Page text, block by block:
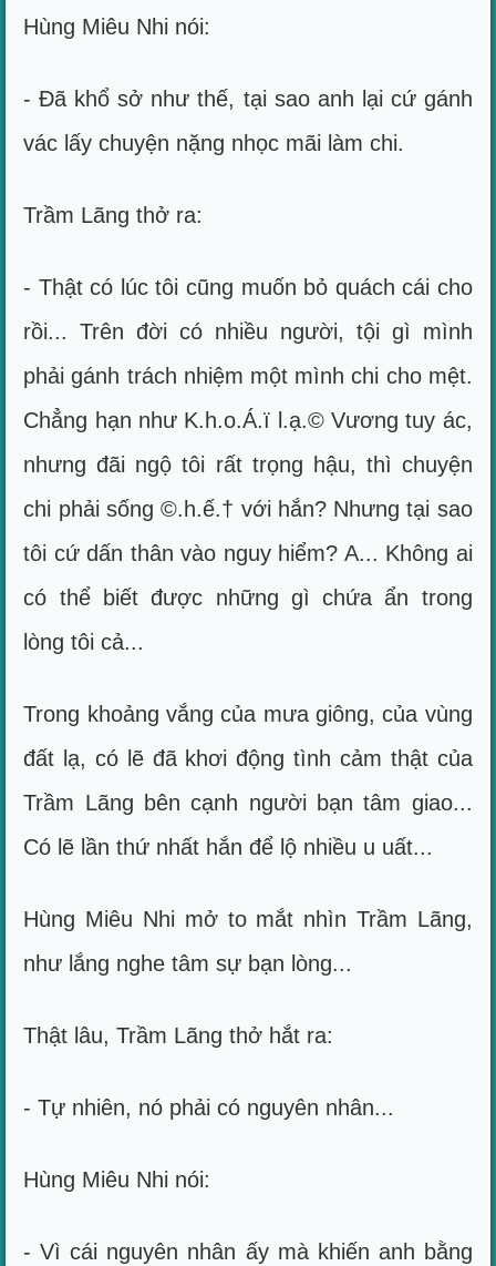
Hùng Miêu Nhi nói:
- Đã khổ sở như thế, tại sao anh lại cứ gánh
vác lấy chuyện nặng nhọc mãi làm chi.
Trầm Lãng thở ra:
- Thật có lúc tôi cũng muốn bỏ quách cái cho
rồi... Trên đời có nhiều người, tội gì mình
phải gánh trách nhiệm một mình chi cho mệt.
Chẳng hạn như K.h.o.Á.ï l.ạ.© Vương tuy ác,
nhưng đãi ngộ tôi rất trọng hậu, thì chuyện
chi phải sống ©.h.ế.† với hắn? Nhưng tại sao
tôi cứ dấn thân vào nguy hiểm? A... Không ai
có thể biết được những gì chứa ẩn trong
lòng tôi cả...
Trong khoảng vắng của mưa giông, của vùng
đất lạ, có lẽ đã khơi động tình cảm thật của
Trầm Lãng bên cạnh người bạn tâm giao...
Có lẽ lần thứ nhất hắn để lộ nhiều u uất...
Hùng Miêu Nhi mở to mắt nhìn Trầm Lãng,
như lắng nghe tâm sự bạn lòng...
Thật lâu, Trầm Lãng thở hắt ra:
- Tự nhiên, nó phải có nguyên nhân...
Hùng Miêu Nhi nói:
- Vì cái nguyên nhân ấy mà khiến anh bằng